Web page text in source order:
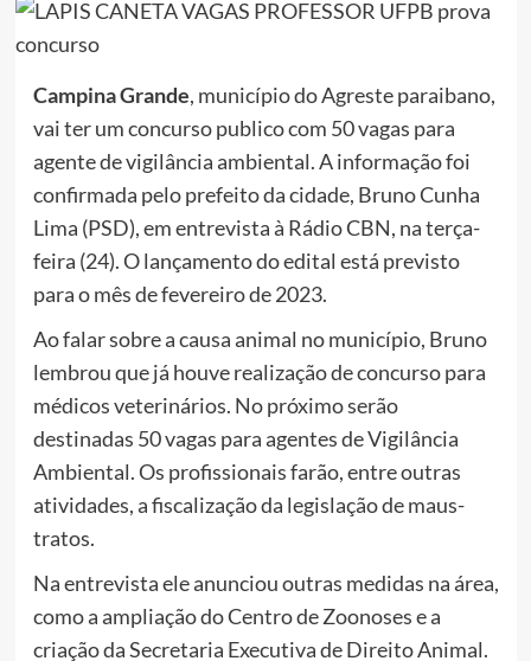
Campina Grande, município do Agreste paraibano,
vai ter um concurso publico com 50 vagas para
agente de vigilância ambiental. A informação foi
confirmada pelo prefeito da cidade, Bruno Cunha
Lima (PSD), em entrevista à Rádio CBN, na terça-
feira (24). O lançamento do edital está previsto
para o mês de fevereiro de 2023.
Ao falar sobre a causa animal no município, Bruno
lembrou que já houve realização de concurso para
médicos veterinários. No próximo serão
destinadas 50 vagas para agentes de Vigilância
Ambiental. Os profissionais farão, entre outras
atividades, a fiscalização da legislação de maus-
tratos.
Na entrevista ele anunciou outras medidas na área,
como a ampliação do Centro de Zoonoses e a
criação da Secretaria Executiva de Direito Animal.